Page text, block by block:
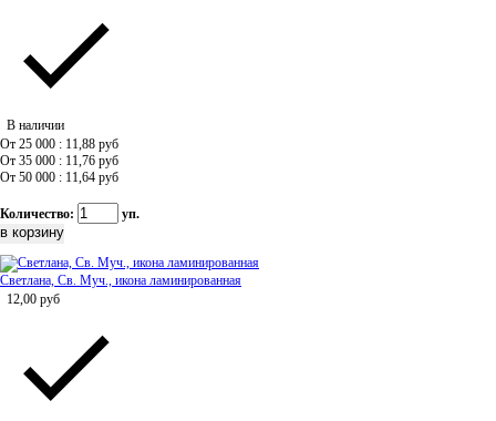
В наличии
От 25 000 : 11,88 руб
От 35 000 : 11,76 руб
От 50 000 : 11,64 руб
Количество: уп.
Светлана, Св. Муч., икона ламинированная
12,00 руб